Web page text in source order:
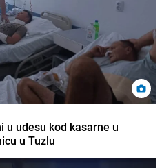
u udesu kod kasarne u
u Tuzlu